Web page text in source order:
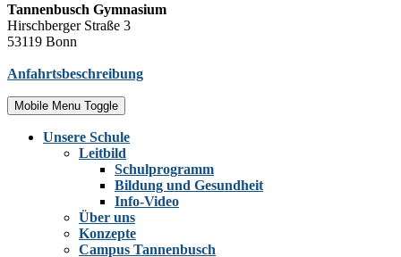
Tannenbusch Gymnasium
Hirschberger Straße 3
53119 Bonn
Anfahrtsbeschreibung
Mobile Menu Toggle
Unsere Schule
Leitbild
Schulprogramm
Bildung und Gesundheit
Info-Video
Über uns
Konzepte
Campus Tannenbusch